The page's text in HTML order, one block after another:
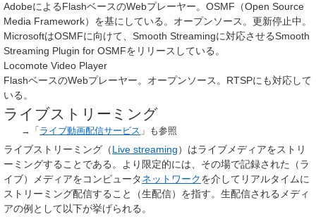
AdobeによるFlashベースのWebプレーヤー。OSMF（Open Source
Media Framework）を基にしている。オープンソース。更新停止中。
MicrosoftはOSMFに向けて、Smooth Streamingに対応させるSmooth
Streaming Plugin for OSMFをリリースしている。
Locomote Video Player
FlashベースのWebプレーヤー。オープンソース。RTSPにも対応して
いる。
ライブストリーミング
→「 ライブ動画配信サービス 」も参照
ライブストリーミング（Live streaming）はライブメディアをストリ
ーミングすることである。より限定的には、その場で記録された（ラ
イブ）メディアをコンピュータネットワークを介してリアルタイムに
ストリーミング配信すること（生配信）を指す。生配信されるメディ
アの例として以下が挙げられる。